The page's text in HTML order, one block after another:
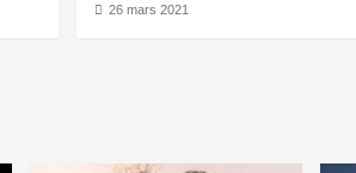
26 mars 2021